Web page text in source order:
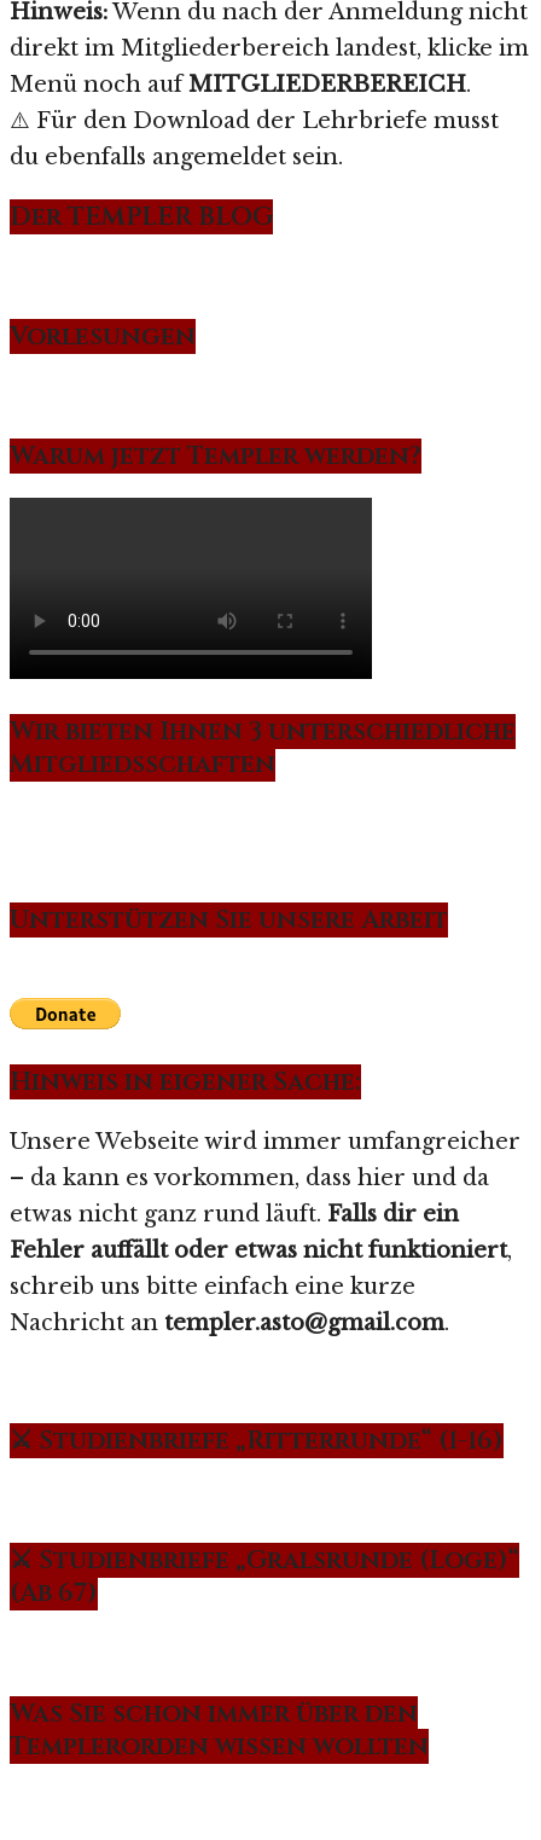
Hinweis:Wenn du nach der Anmeldung nicht
direkt im Mitgliederbereich landest, klicke im
Menü noch aufMITGLIEDERBEREICH.
⚠️ Für den Download der Lehrbriefe musst
du ebenfalls angemeldet sein.
Der TEMPLER BLOG
Vorlesungen
Warum jetzt Templer werden?
Wir bieten Ihnen 3 unterschiedliche
Mitgliedsschaften
Unterstützen Sie unsere Arbeit
Hinweis in eigener Sache:
Unsere Webseite wird immer umfangreicher
– da kann es vorkommen, dass hier und da
etwas nicht ganz rund läuft. Falls dir ein
Fehler auffällt oder etwas nicht funktioniert,
schreib uns bitte einfach eine kurze
Nachricht an templer.asto@gmail.com.
⚔️ Studienbriefe „Ritterrunde“ (1-16)
⚔️ Studienbriefe „Gralsrunde (Loge)“
(Ab 67)
Was Sie schon immer über den
Templerorden wissen wollten